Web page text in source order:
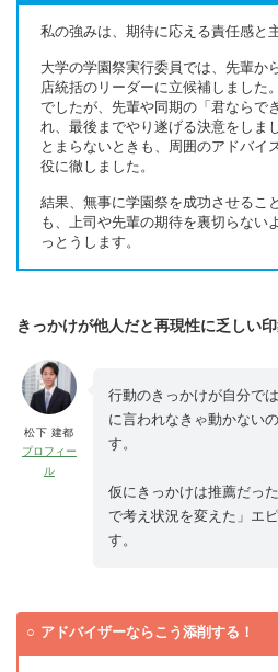
私の強みは、期待に応える責任感と
大学の学園祭実行委員では、先輩か
店統括のリーダーに立候補しました
でしたが、先輩や同期の「君ならで
れ、最後までやり遂げる決意をしま
とまらないときも、周囲のアドバイ
役に徹しました。
結果、無事に学園祭を成功させるこ
も、上司や先輩の期待を裏切らない
っとうします。
きっかけが他人だと再現性に乏しい
松下 建都
プロフィー
ル
行動のきっかけが自分で
に言われなきゃ動かない
す。
仮にきっかけは推薦だっ
で考え状況を変えた」エ
す。
アドバイザーならこう添削する！